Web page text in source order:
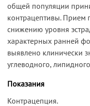
общей популяции
контрацептивы. Прием
снижению уровня
характерных ранней
выявлено клинически
углеводного,
Показания
Контрацепция.